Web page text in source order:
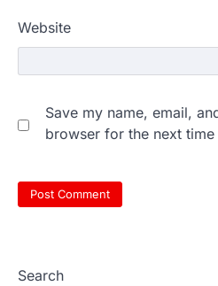
Website
Save my name, email,
browser for the next time
Search